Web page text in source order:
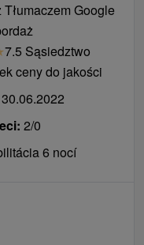
Google
7.5 Sąsiedztwo
ceny do jakości
2/0
6 nocí